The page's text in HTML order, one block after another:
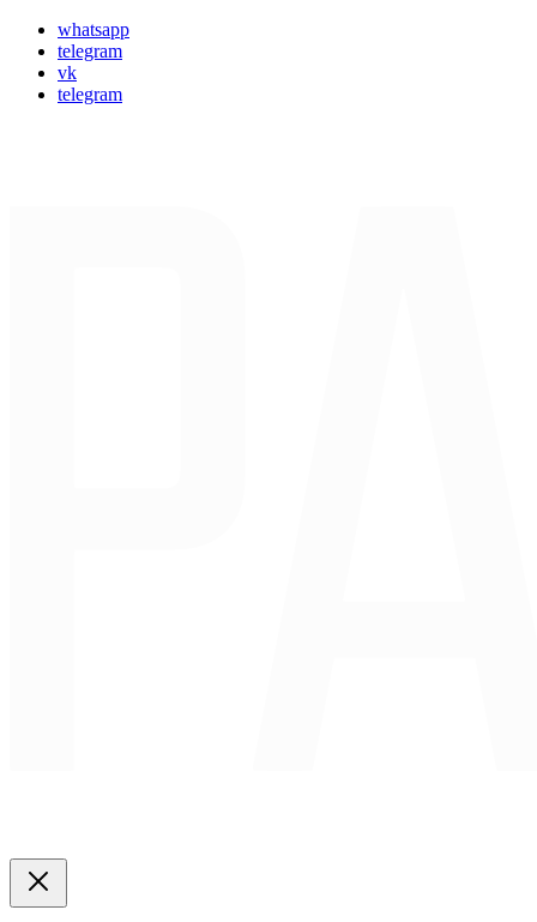
whatsapp
telegram
vk
telegram